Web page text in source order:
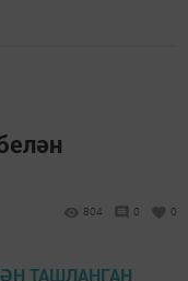
804 0 0